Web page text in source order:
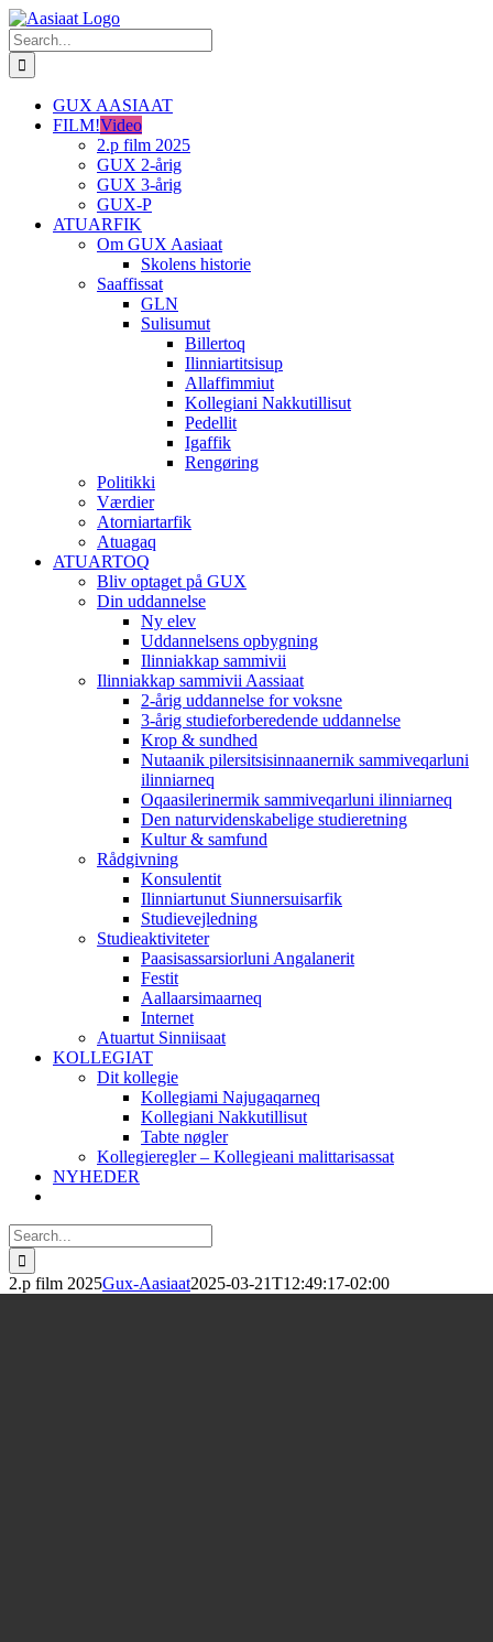
Skip
to
content
Search
for:
GUX AASIAAT
FILM!Video
2.p film 2025
GUX 2-årig
GUX 3-årig
GUX-P
ATUARFIK
Om GUX Aasiaat
Skolens historie
Saaffissat
GLN
Sulisumut
Billertoq
Ilinniartitsisup
Allaffimmiut
Kollegiani Nakkutillisut
Pedellit
Igaffik
Rengøring
Politikki
Værdier
Atorniartarfik
Atuagaq
ATUARTOQ
Bliv optaget på GUX
Din uddannelse
Ny elev
Uddannelsens opbygning
Ilinniakkap sammivii
Ilinniakkap sammivii Aassiaat
2-årig uddannelse for voksne
3-årig studieforberedende uddannelse
Krop & sundhed
Nutaanik pilersitsisinnaanernik sammiveqarluni
ilinniarneq
Oqaasilerinermik sammiveqarluni ilinniarneq
Den naturvidenskabelige studieretning
Kultur & samfund
Rådgivning
Konsulentit
Ilinniartunut Siunnersuisarfik
Studievejledning
Studieaktiviteter
Paasisassarsiorluni Angalanerit
Festit
Aallaarsimaarneq
Internet
Atuartut Sinniisaat
KOLLEGIAT
Dit kollegie
Kollegiami Najugaqarneq
Kollegiani Nakkutillisut
Tabte nøgler
Kollegieregler – Kollegieani malittarisassat
NYHEDER
Search
for:
2.p film 2025Gux-Aasiaat2025-03-21T12:49:17-02:00